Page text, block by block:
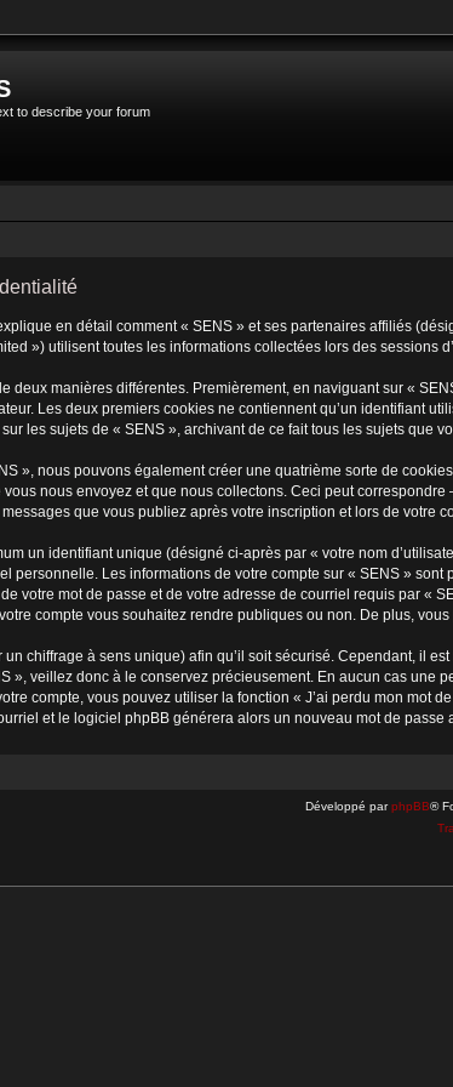
to describe your forum
en détail comment « SENS » et ses partenaires affiliés
») utilisent toutes les informations collectées lors des sessions
deux manières différentes. Premièrement, en naviguant sur «
Les deux premiers cookies ne contiennent qu’un identifiant
les sujets de « SENS », archivant de ce fait tous les sujets que
», nous pouvons également créer une quatrième sorte de
nous envoyez et que nous collectons. Ceci peut
que vous publiez après votre inscription et lors de votre
un identifiant unique (désigné ci-après par « votre nom
personnelle. Les informations de votre compte sur « SENS »
votre mot de passe et de votre adresse de courriel requis par
compte vous souhaitez rendre publiques ou non. De plus,
un chiffrage à sens unique) afin qu’il soit sécurisé. Cependant, il
», veillez donc à le conservez précieusement. En aucun cas
compte, vous pouvez utiliser la fonction « J’ai perdu mon
et le logiciel phpBB générera alors un nouveau mot de
Développé parphpBB®